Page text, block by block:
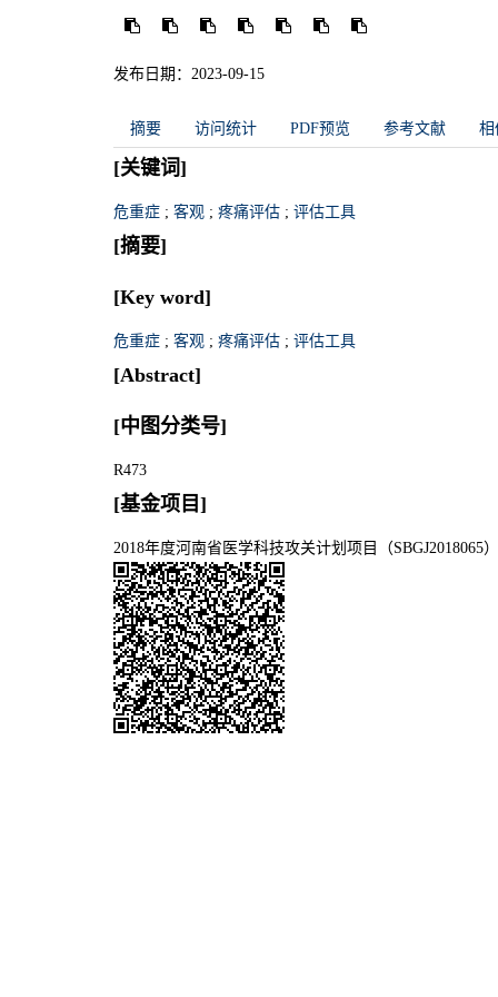
发布日期：2023-09-15
摘要 访问统计 PDF预览 参考文献 相
[关键词]
危重症 ; 客观 ; 疼痛评估 ; 评估工具
[摘要]
[Key word]
危重症 ; 客观 ; 疼痛评估 ; 评估工具
[Abstract]
[中图分类号]
R473
[基金项目]
2018年度河南省医学科技攻关计划项目（SBGJ2018065）